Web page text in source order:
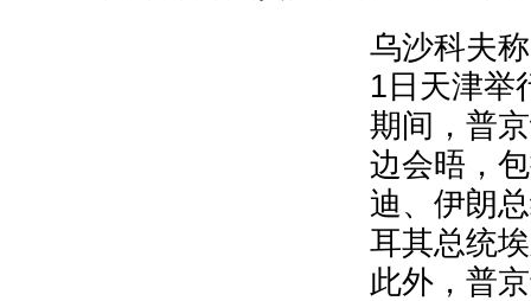
乌沙科夫
1日天津举
期间，普
边会晤，
迪、伊朗
耳其总统
此外，普